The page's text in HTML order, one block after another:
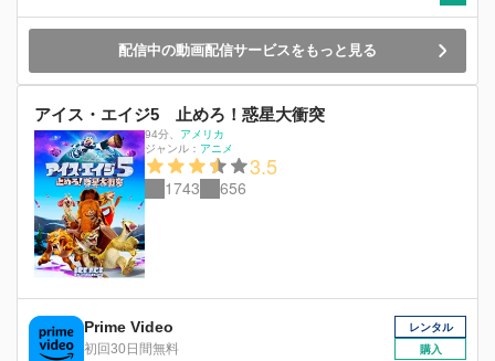
配信中の動画配信サービスをもっと見る
アイス・エイジ5 止めろ！惑星大衝突
94分
アメリカ
ジャンル： アニメ
3.5
1743 656
Prime Video
初回30日間無料
レンタル
購入